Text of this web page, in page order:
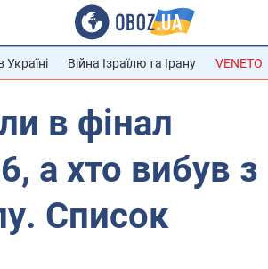
Україні Війна Ізраїлю та Ірану VENETO
в фінал
а хто вибув з
Список